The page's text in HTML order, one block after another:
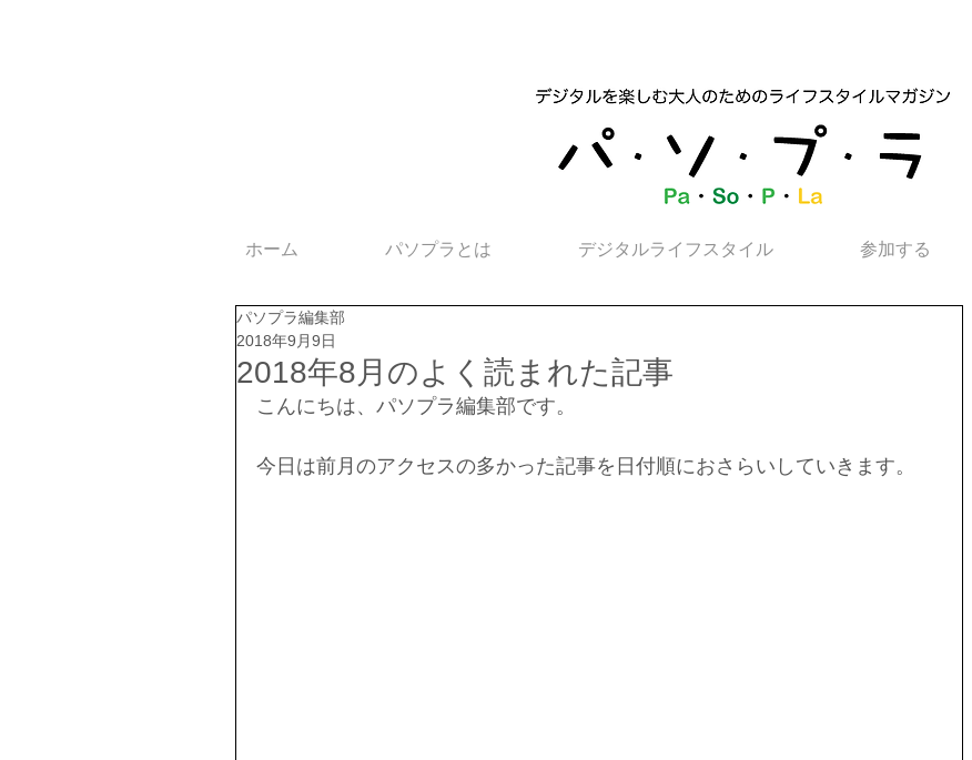
ホーム パソプラとは デジタルライフスタイル 参加する
2018年8月のよく読まれた記事
パソプラ編集部
2018年9月9日
こんにちは、パソプラ編集部です。
今日は前月のアクセスの多かった記事を日付順におさらいしていきます。